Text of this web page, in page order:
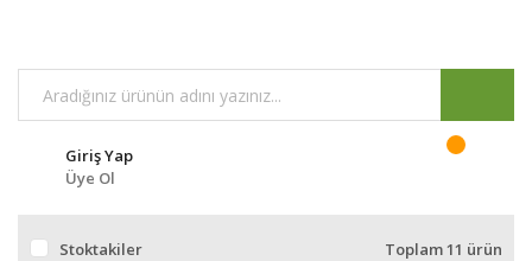
Giriş Yap
Üye Ol
Stoktakiler Toplam 11 ürün